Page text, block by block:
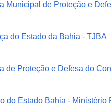
Municipal de Proteção e
do Estado da Bahia - TJBA
de Proteção e Defesa do
do Estado Bahia - Ministério